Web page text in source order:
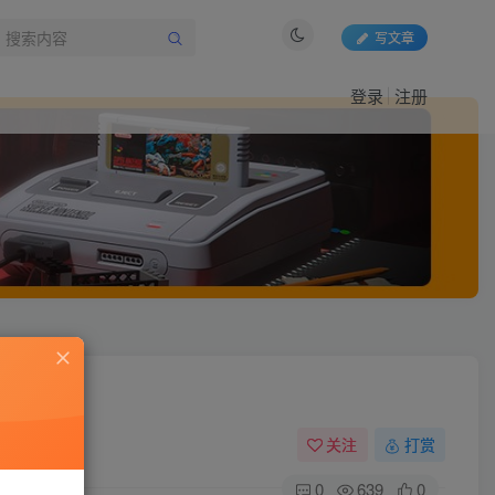
写文章
登录 注册
关注 打赏
0 639 0